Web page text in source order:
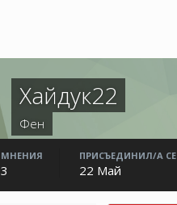
Хайдук22
Фен
МНЕНИЯ
3
ПРИСЪЕДИНИЛ/А СЕ
22 Май